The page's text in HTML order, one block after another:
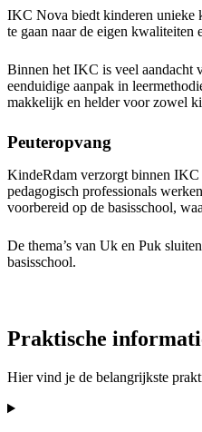
IKC Nova biedt kinderen unieke
te gaan naar de eigen
Binnen het IKC is veel aandacht
eenduidige aanpak in
makkelijk en helder voor zowel
Peuteropvang
KindeRdam verzorgt binnen IKC
pedagogisch professionals
voorbereid op de basisschool,
De thema’s van Uk en Puk
basisschool.
Praktische
Hier vind je de belangrijkste